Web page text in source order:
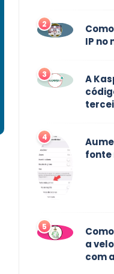
2
IP no
3
A
4
fonte
5
a
com